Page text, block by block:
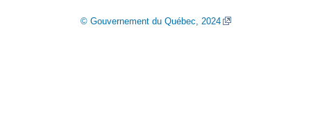
© Gouvernement du Québec, 2024